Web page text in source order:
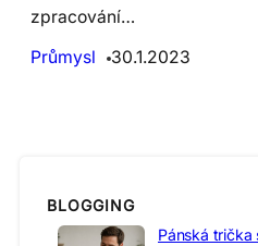
zpracování…
Průmysl
30.1.2023
BLOGGING
Pánská